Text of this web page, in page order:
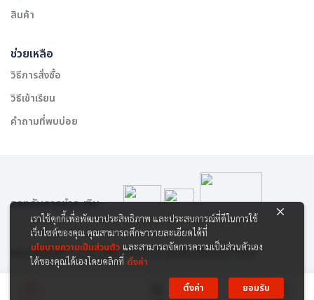
สินค้า
ช่วยเหลือ
วิธีการสั่งซื้อ
วิธีเข้าเรียน
คำถามที่พบบ่อย
สงวนลิขสิทธิ์ © 2565 บริษัท สยาม เคาเซิลลิ่ง เซ็นเตอร์ จำกัด
รองรับการชำระเงิน:
เราใช้คุกกี้เพื่อพัฒนาประสิทธิภาพ และประสบการณ์ที่ดีในการใช้
เว็บไซต์ของคุณ คุณสามารถศึกษารายละเอียดได้ที่
นโยบายความเป็นส่วนตัว และสามารถจัดการความเป็นส่วนตัวเอง
ได้ของคุณได้เองโดยคลิกที่ ตั้งค่า
ตั้งค่า
ยอมรับ